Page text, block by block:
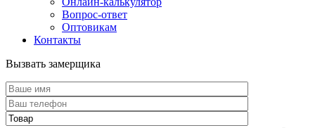
Вопрос-ответ
Оптовикам
Контакты
Вызвать замерщика